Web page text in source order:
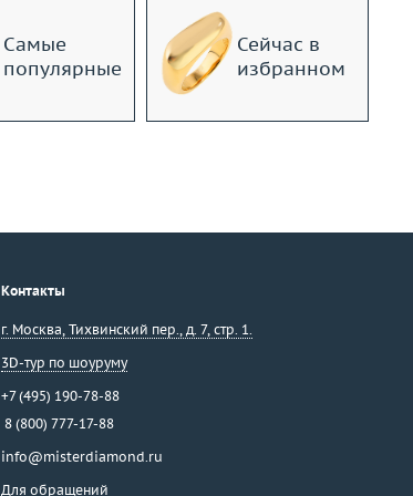
Самые
популярные
Сейчас в
избранном
Контакты
г. Москва, Тихвинский пер., д. 7, стр. 1.
3D-тур по шоуруму
+7 (495) 190-78-88
8 (800) 777-17-88
info@misterdiamond.ru
Для обращений